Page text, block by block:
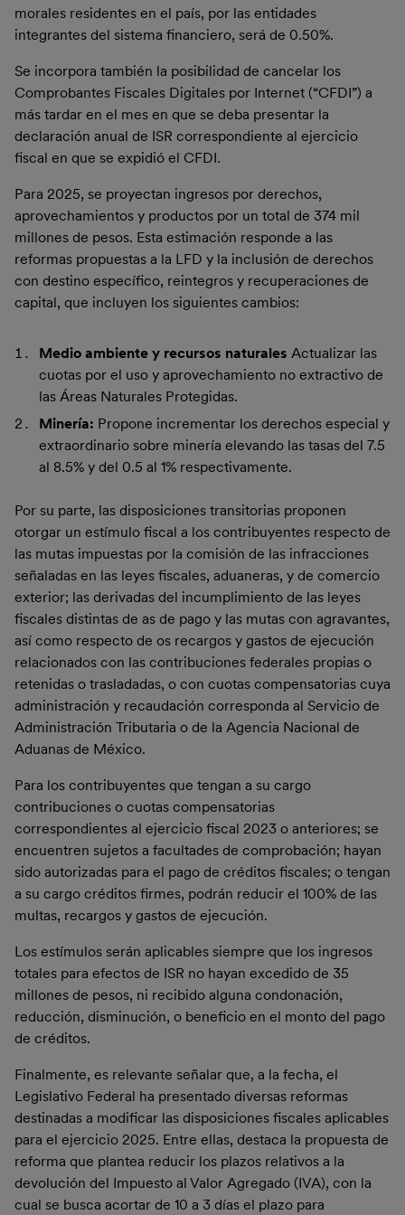
morales residentes en el país, por las entidades
integrantes del sistema financiero, será de 0.50%.
Se incorpora también la posibilidad de cancelar los
Comprobantes Fiscales Digitales por Internet (“CFDI”) a
más tardar en el mes en que se deba presentar la
declaración anual de ISR correspondiente al ejercicio
fiscal en que se expidió el CFDI.
Para 2025, se proyectan ingresos por derechos,
aprovechamientos y productos por un total de 374 mil
millones de pesos. Esta estimación responde a las
reformas propuestas a la LFD y la inclusión de derechos
con destino específico, reintegros y recuperaciones de
capital, que incluyen los siguientes cambios:
Medio ambiente y recursos naturalesActualizar las
cuotas por el uso y aprovechamiento no extractivo de
las Áreas Naturales Protegidas.
Minería: Propone incrementar los derechos especial y
extraordinario sobre minería elevando las tasas del 7.5
al 8.5% y del 0.5 al 1% respectivamente.
Por su parte, las disposiciones transitorias proponen
otorgar un estímulo fiscal a los contribuyentes respecto de
las mutas impuestas por la comisión de las infracciones
señaladas en las leyes fiscales, aduaneras, y de comercio
exterior; las derivadas del incumplimiento de las leyes
fiscales distintas de as de pago y las mutas con agravantes,
así como respecto de os recargos y gastos de ejecución
relacionados con las contribuciones federales propias o
retenidas o trasladadas, o con cuotas compensatorias cuya
administración y recaudación corresponda al Servicio de
Administración Tributaria o de la Agencia Nacional de
Aduanas de México.
Para los contribuyentes que tengan a su cargo
contribuciones o cuotas compensatorias
correspondientes al ejercicio fiscal 2023 o anteriores; se
encuentren sujetos a facultades de comprobación; hayan
sido autorizadas para el pago de créditos fiscales; o tengan
a su cargo créditos firmes, podrán reducir el 100% de las
multas, recargos y gastos de ejecución.
Los estímulos serán aplicables siempre que los ingresos
totales para efectos de ISR no hayan excedido de 35
millones de pesos, ni recibido alguna condonación,
reducción, disminución, o beneficio en el monto del pago
de créditos.
Finalmente, es relevante señalar que, a la fecha, el
Legislativo Federal ha presentado diversas reformas
destinadas a modificar las disposiciones fiscales aplicables
para el ejercicio 2025. Entre ellas, destaca la propuesta de
reforma que plantea reducir los plazos relativos a la
devolución del Impuesto al Valor Agregado (IVA), con la
cual se busca acortar de 10 a 3 días el plazo para